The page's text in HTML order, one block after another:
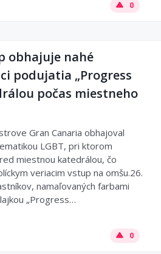
0
obhajuje nahé
podujatia „Progress
počas miestneho
Gran Canaria obhajoval
LGBT, pri ktorom
miestnou katedrálou, čo
veriacim vstup na omšu.26.
namaľovaných farbami
„Progress…
0